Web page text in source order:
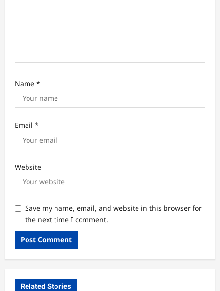
Name *
Email *
Website
Save my name, email, and website in this browser for
the next time I comment.
Related Stories